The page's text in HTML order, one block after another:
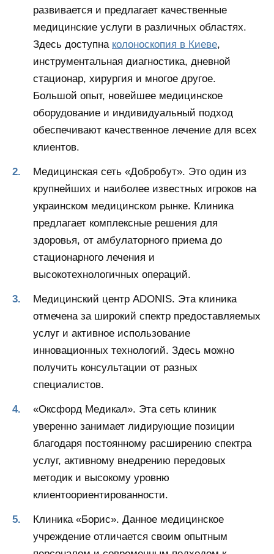
развивается и предлагает качественные
медицинские услуги в различных областях.
Здесь доступна колоноскопия в Киеве,
инструментальная диагностика, дневной
стационар, хирургия и многое другое.
Большой опыт, новейшее медицинское
оборудование и индивидуальный подход
обеспечивают качественное лечение для всех
клиентов.
Медицинская сеть «Добробут». Это один из
крупнейших и наиболее известных игроков на
украинском медицинском рынке. Клиника
предлагает комплексные решения для
здоровья, от амбулаторного приема до
стационарного лечения и
высокотехнологичных операций.
Медицинский центр ADONIS. Эта клиника
отмечена за широкий спектр предоставляемых
услуг и активное использование
инновационных технологий. Здесь можно
получить консультации от разных
специалистов.
«Оксфорд Медикал». Эта сеть клиник
уверенно занимает лидирующие позиции
благодаря постоянному расширению спектра
услуг, активному внедрению передовых
методик и высокому уровню
клиентоориентированности.
Клиника «Борис». Данное медицинское
учреждение отличается своим опытным